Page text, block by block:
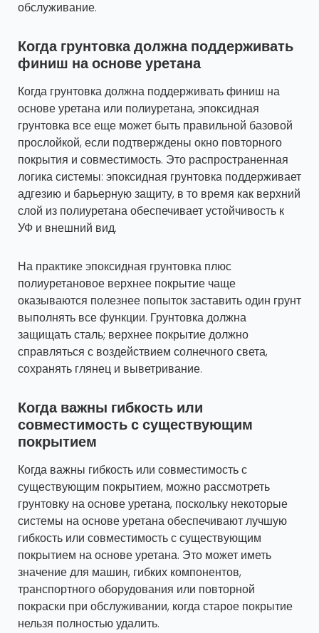
обслуживание.
Когда грунтовка должна поддерживать
финиш на основе уретана
Когда грунтовка должна поддерживать финиш на
основе уретана или полиуретана, эпоксидная
грунтовка все еще может быть правильной базовой
прослойкой, если подтверждены окно повторного
покрытия и совместимость. Это распространенная
логика системы: эпоксидная грунтовка поддерживает
адгезию и барьерную защиту, в то время как верхний
слой из полиуретана обеспечивает устойчивость к
УФ и внешний вид.
На практике эпоксидная грунтовка плюс
полиуретановое верхнее покрытие чаще
оказываются полезнее попыток заставить один грунт
выполнять все функции. Грунтовка должна
защищать сталь; верхнее покрытие должно
справляться с воздействием солнечного света,
сохранять глянец и выветривание.
Когда важны гибкость или
совместимость с существующим
покрытием
Когда важны гибкость или совместимость с
существующим покрытием, можно рассмотреть
грунтовку на основе уретана, поскольку некоторые
системы на основе уретана обеспечивают лучшую
гибкость или совместимость с существующим
покрытием на основе уретана. Это может иметь
значение для машин, гибких компонентов,
транспортного оборудования или повторной
покраски при обслуживании, когда старое покрытие
нельзя полностью удалить.